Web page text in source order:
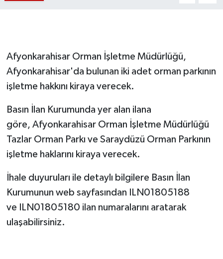
Afyonkarahisar Orman İşletme Müdürlüğü,
Afyonkarahisar'da bulunan iki adet orman parkının
işletme hakkını kiraya verecek.
Basın İlan Kurumunda yer alan ilana
göre, Afyonkarahisar Orman İşletme Müdürlüğü
Tazlar Orman Parkı ve Saraydüzü Orman Parkının
işletme haklarını kiraya verecek.
İhale duyuruları ile detaylı bilgilere Basın İlan
Kurumunun web sayfasından ILN01805188
ve ILN01805180 ilan numaralarını aratarak
ulaşabilirsiniz.